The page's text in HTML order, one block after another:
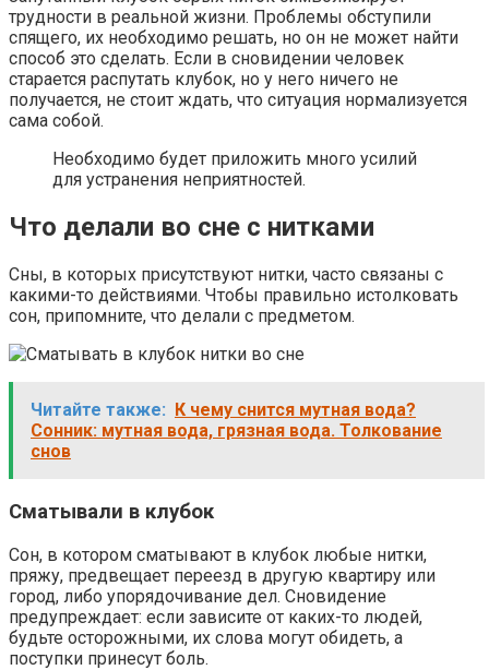
трудности в реальной жизни. Проблемы обступили
спящего, их необходимо решать, но он не может найти
способ это сделать. Если в сновидении человек
старается распутать клубок, но у него ничего не
получается, не стоит ждать, что ситуация нормализуется
сама собой.
Необходимо будет приложить много усилий
для устранения неприятностей.
Что делали во сне с нитками
Сны, в которых присутствуют нитки, часто связаны с
какими-то действиями. Чтобы правильно истолковать
сон, припомните, что делали с предметом.
Читайте также: К чему снится мутная вода?
Сонник: мутная вода, грязная вода. Толкование
снов
Сматывали в клубок
Сон, в котором сматывают в клубок любые нитки,
пряжу, предвещает переезд в другую квартиру или
город, либо упорядочивание дел. Сновидение
предупреждает: если зависите от каких-то людей,
будьте осторожными, их слова могут обидеть, а
поступки принесут боль.